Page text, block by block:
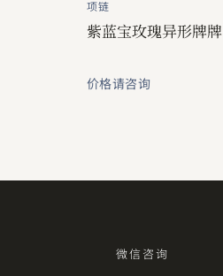
项链
紫蓝宝玫瑰异形牌牌
价格请咨询
微信咨询